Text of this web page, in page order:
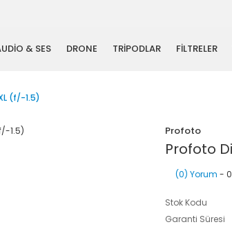
& SES DRONE TRİPODLAR FİLTRELER
(f/-1.5)
Profoto
Profoto
(0) Yorum -
Stok Kodu
Garanti Süresi